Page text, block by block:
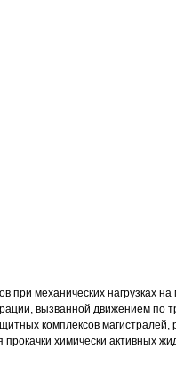
механических нагрузках
вызванной движением по
комплексов магистралей,
химически активных